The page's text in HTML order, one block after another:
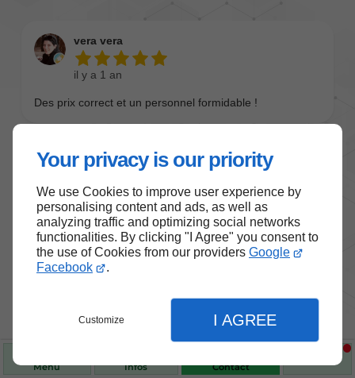
Your privacy is our priority
We use Cookies to improve user experience by
personalising content and ads, as well as
analyzing traffic and optimizing social networks
functionalities. By clicking "I Agree" you consent to
the use of Cookies from our providers Google
Facebook
.
Customize I AGREE
Menu Infos Contact
Nos produits de santé et de